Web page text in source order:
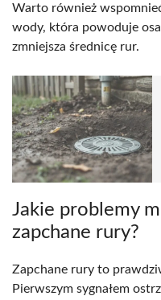
Warto również
wody, która powoduje
zmniejsza średnicę rur.
Jakie problemy
zapchane rury?
Zapchane rury to
Pierwszym sygnałem